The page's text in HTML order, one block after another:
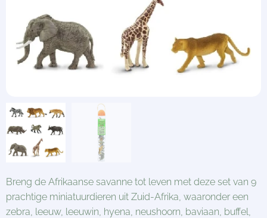
Breng de Afrikaanse savanne tot leven met deze set van 9
prachtige miniatuurdieren uit Zuid-Afrika, waaronder een
zebra, leeuw, leeuwin, hyena, neushoorn, baviaan, buffel,